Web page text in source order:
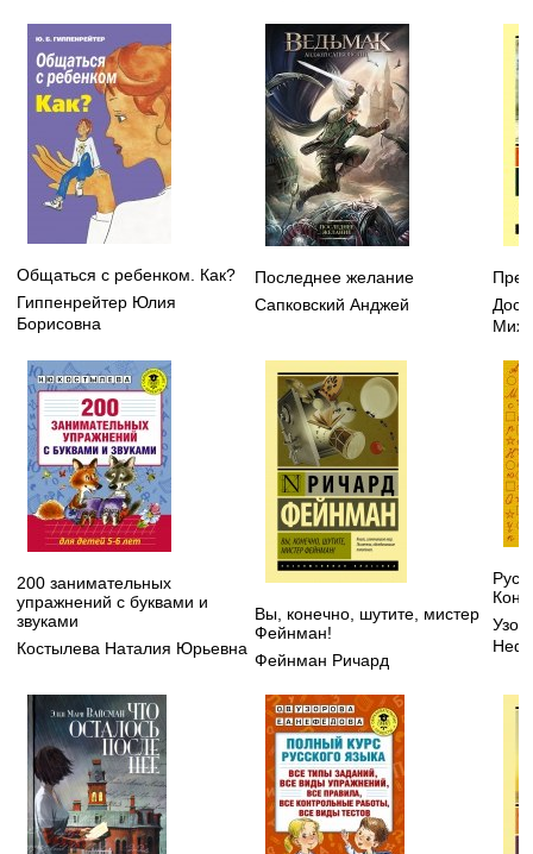
Общаться с ребенком. Как?
Гиппенрейтер Юлия
Борисовна
Последнее желание
Сапковский Анджей
200 занимательных
упражнений с буквами и
звуками
Костылева Наталия Юрьевна
Вы, конечно, шутите, мистер
Фейнман!
Фейнман Ричард